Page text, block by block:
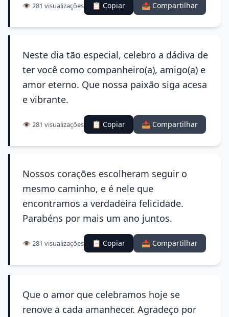
👁️ 281 visualizações 📋 Copiar 📤 Compartilhar
Neste dia tão especial, celebro a dádiva de
ter você como companheiro(a), amigo(a) e
amor eterno. Que nossa paixão siga acesa
e vibrante.
👁️ 281 visualizações 📋 Copiar 📤 Compartilhar
Nossos corações escolheram seguir o
mesmo caminho, e é nele que
encontramos a verdadeira felicidade.
Parabéns por mais um ano juntos.
👁️ 281 visualizações 📋 Copiar 📤 Compartilhar
Que o amor que celebramos hoje se
renove a cada amanhecer. Agradeço por